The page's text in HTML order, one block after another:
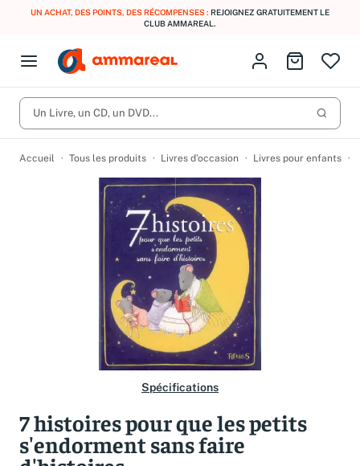
UN ACHAT, DES POINTS, DES RÉCOMPENSES : REJOIGNEZ GRATUITEMENT LE
CLUB AMMAREAL.
Open menu
Fermer le menu
CD d'occasion
Vinyles d'occasion
Meilleures ventes
Nos engagements
Produits Catégories
Vous n'avez pas trouvé l'article que vous cherchiez ?
Activez les notifications dans votre compte pour être alerté dès
qu'il est en stock.
Créer une alerte
Identifiez-vous
Aller au
Un Livre, un CD, un DVD...
Accueil Tous les produits Livres d’occasion Livres pour enfants
Spécifications
7 histoires pour que les petits
s'endorment sans faire